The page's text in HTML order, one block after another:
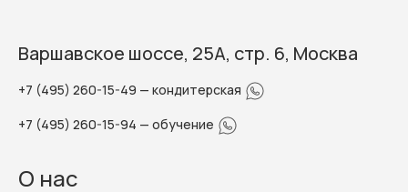
Варшавское шоссе, 25А, стр. 6, Москва
+7 (495) 260-15-49 — кондитерская
+7 (495) 260-15-94 — обучение
О нас